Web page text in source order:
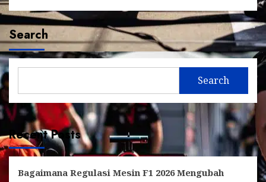
Search
Search
Recent Posts
Bagaimana Regulasi Mesin F1 2026 Mengubah